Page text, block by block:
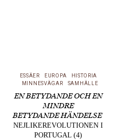
ESSÄER EUROPA
HISTORIA
MINNESVÄGAR
SAMHÄLLE
EN BETYDANDE OCH EN
MINDRE
BETYDANDE HÄNDELSE
NEJLIKEREVOLUTIONEN I
PORTUGAL (4)